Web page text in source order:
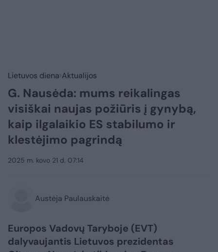
Lietuvos diena Aktualijos
G. Nausėda: mums reikalingas
visiškai naujas požiūris į gynybą,
kaip ilgalaikio ES stabilumo ir
klestėjimo pagrindą
2025 m. kovo 21 d. 07:14
Austėja Paulauskaitė
Europos Vadovų Taryboje (EVT)
dalyvaujantis Lietuvos prezidentas